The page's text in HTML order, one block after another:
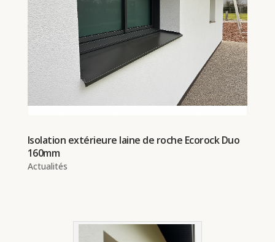
Isolation extérieure laine de roche Ecorock Duo
160mm
Actualités